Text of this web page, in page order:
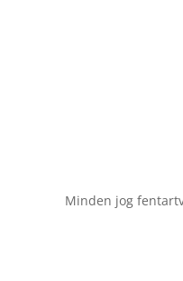
Minden jog